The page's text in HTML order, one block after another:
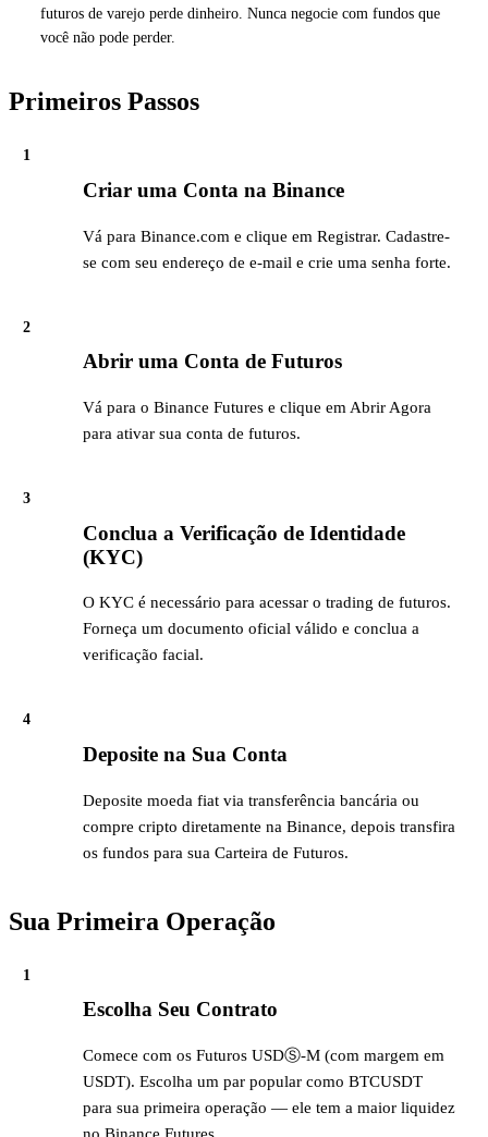
futuros de varejo perde dinheiro. Nunca negocie com fundos que
você não pode perder.
Primeiros Passos
1
Criar uma Conta na Binance
Vá para Binance.com e clique em Registrar. Cadastre-
se com seu endereço de e-mail e crie uma senha forte.
2
Abrir uma Conta de Futuros
Vá para o Binance Futures e clique em Abrir Agora
para ativar sua conta de futuros.
3
Conclua a Verificação de Identidade
(KYC)
O KYC é necessário para acessar o trading de futuros.
Forneça um documento oficial válido e conclua a
verificação facial.
4
Deposite na Sua Conta
Deposite moeda fiat via transferência bancária ou
compre cripto diretamente na Binance, depois transfira
os fundos para sua Carteira de Futuros.
Sua Primeira Operação
1
Escolha Seu Contrato
Comece com os Futuros USDⓈ-M (com margem em
USDT). Escolha um par popular como BTCUSDT
para sua primeira operação — ele tem a maior liquidez